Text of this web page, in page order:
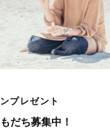
プレゼント
だち募集中！